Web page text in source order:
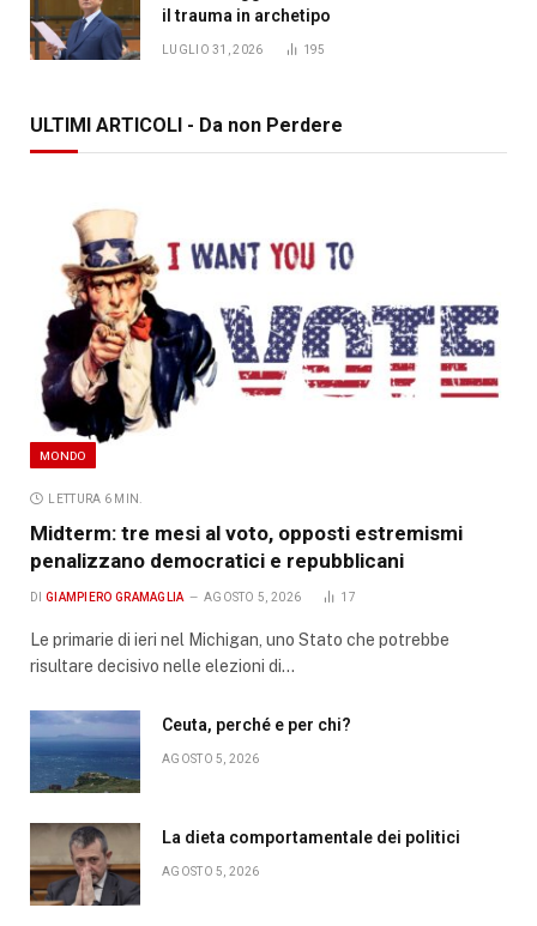
il trauma in archetipo
LUGLIO 31, 2026 195
ULTIMI ARTICOLI - Da non Perdere
MONDO
LETTURA 6 MIN.
Midterm: tre mesi al voto, opposti estremismi
penalizzano democratici e repubblicani
DI GIAMPIERO GRAMAGLIA AGOSTO 5, 2026 17
Le primarie di ieri nel Michigan, uno Stato che potrebbe
risultare decisivo nelle elezioni di…
Ceuta, perché e per chi?
AGOSTO 5, 2026
La dieta comportamentale dei politici
AGOSTO 5, 2026